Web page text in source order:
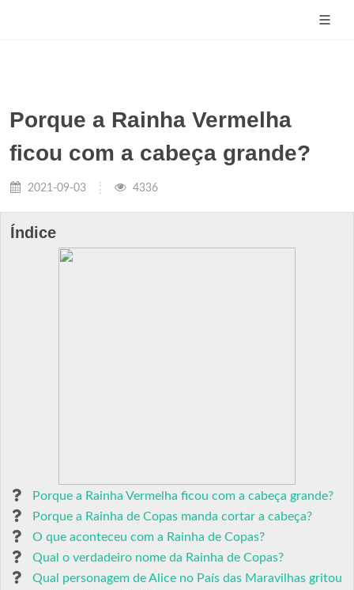
Porque a Rainha Vermelha
ficou com a cabeça grande?
2021-09-03 4336
Índice
Porque a Rainha Vermelha ficou com a cabeça grande?
Porque a Rainha de Copas manda cortar a cabeça?
O que aconteceu com a Rainha de Copas?
Qual o verdadeiro nome da Rainha de Copas?
Qual personagem de Alice no País das Maravilhas gritou